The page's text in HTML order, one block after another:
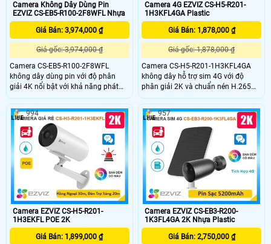
Camera Không Dây Dùng Pin
EZVIZ CS-EB5-R100-2F8WFL Nhựa
Giá Bán: 3,974,000 ₫
Giá gốc: 3,974,000 ₫
Camera CS-EB5-R100-2F8WFL
không dây dùng pin với độ phân
giải 4K nổi bật với khả năng phát
hiện hình dáng người và phương
tiện hỗ trợ đàm thoại 2 chiều
camera còn trang bị còi cảnh báo
và đèn chớp tăng cường an ninh khi
phát hiện sự xâm nhập camera tích
hợp tấm pin năng lượng mặt trời và
pin sạc đạt chuẩn IP65 chống nước
và bụi giúp hoạt động bền bỉ trong
mọi điều kiện thời tiết.
Camera 4G EZVIZ CS-H5-R201-
1H3KFL4GA Plastic
Giá Bán: 1,878,000 ₫
Giá gốc: 1,878,000 ₫
Camera CS-H5-R201-1H3KFL4GA
không dây hỗ trợ sim 4G với độ
phân giải 2K và chuẩn nén H.265
giúp tiết kiệm băng thông camera
có khả năng đàm thoại 2 chiều tầm
nhìn hồng ngoại lên đến 30m và
ánh sáng trắng 20m đảm bảo quan
sát rõ ràng cả ngày lẫn đêm với
chuẩn IP67 camera còn tích hợp
tính năng phát hiện thông minh và
cảnh báo bằng còi và đèn chớp
Camera EZVIZ CS-H5-R201-
1H3EKFL POE 2K
Giá Bán: 1,899,000 ₫
994
Camera EZVIZ CS-EB3-R200-
1K3FL4GA 2K Nhựa Plastic
Giá Bán: 2,750,000 ₫
957